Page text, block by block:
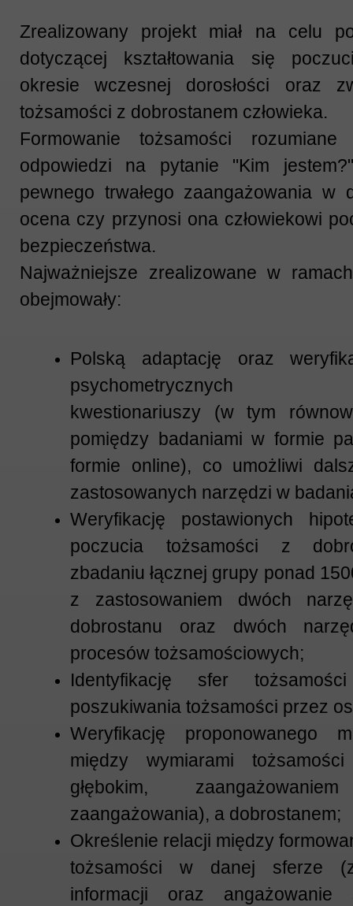
Zrealizowany projekt miał na celu
dotyczącej kształtowania się
okresie wczesnej dorosłości oraz
tożsamości z dobrostanem człowieka.
Formowanie tożsamości
odpowiedzi na pytanie "Kim
pewnego trwałego zaangażowania
ocena czy przynosi ona człowiekowi
bezpieczeństwa.
Najważniejsze zrealizowane w
obejmowały:
Polską adaptację oraz
psychometrycznych
kwestionariuszy (w tym
pomiędzy badaniami w formie
formie online), co umożliwi
zastosowanych narzędzi w
Weryfikację postawionych
poczucia tożsamości z
zbadaniu łącznej grupy ponad
z zastosowaniem dwóch
dobrostanu oraz dwóch
procesów tożsamościowych;
Identyfikację sfer
poszukiwania tożsamości przez
Weryfikację proponowanego
między wymiarami tożsamości
głębokim,
zaangażowania), a dobrostanem;
Określenie relacji między
tożsamości w danej sferze
informacji oraz